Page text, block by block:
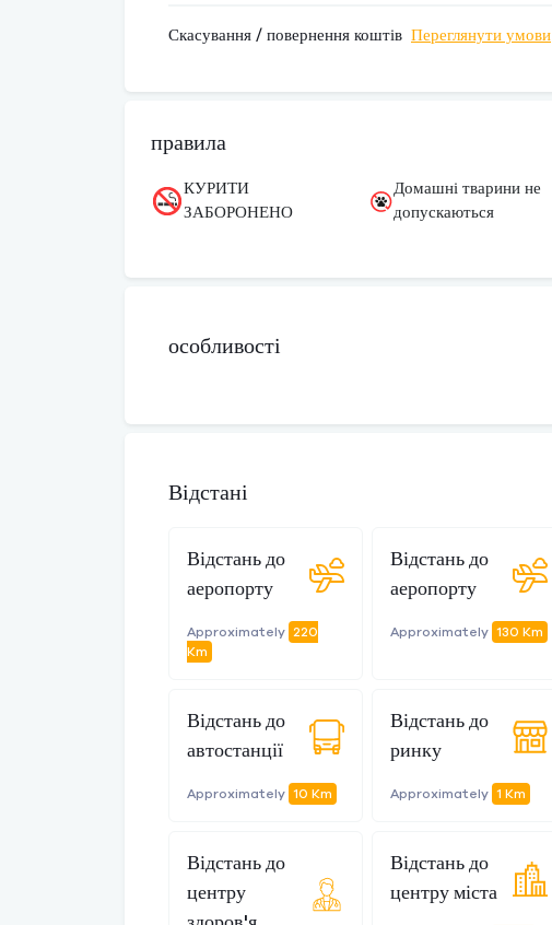
Скасування / повернення коштів Переглянути умови
правила
КУРИТИ
ЗАБОРОНЕНО
Домашні тварини не
допускаються
особливості
Відстані
Відстань до
аеропорту
Approximately
220
Km
Відстань до
аеропорту
Approximately 130 Km
Відстань до
автостанції
Approximately 10 Km
Відстань до
ринку
Approximately 1 Km
Відстань до
центру
Відстань до
центру міста